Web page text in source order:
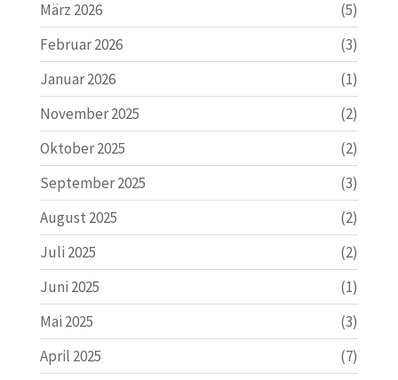
März 2026
(5)
Februar 2026
(3)
Januar 2026
(1)
November 2025
(2)
Oktober 2025
(2)
September 2025
(3)
August 2025
(2)
Juli 2025
(2)
Juni 2025
(1)
Mai 2025
(3)
April 2025
(7)